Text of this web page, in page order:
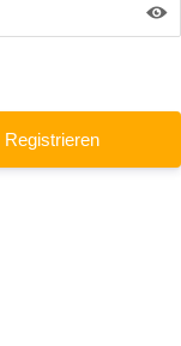
Registrieren